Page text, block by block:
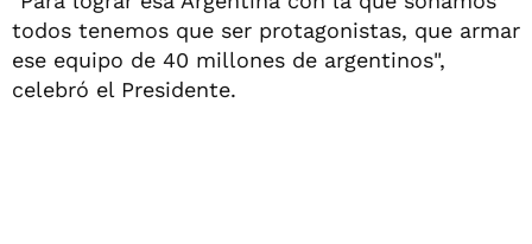
todos tenemos que ser protagonistas, que armar
ese equipo de 40 millones de argentinos",
celebró el Presidente.